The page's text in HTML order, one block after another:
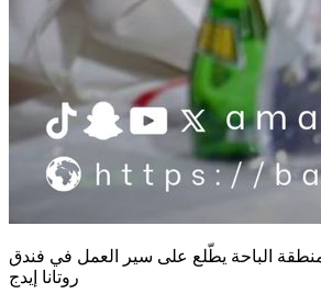
الباحة يطّلع على سير العمل في فندق
روتانا إيدج